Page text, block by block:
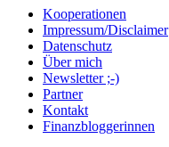
Kooperationen
Impressum/Disclaimer
Datenschutz
Über mich
Newsletter ;-)
Partner
Kontakt
Finanzbloggerinnen